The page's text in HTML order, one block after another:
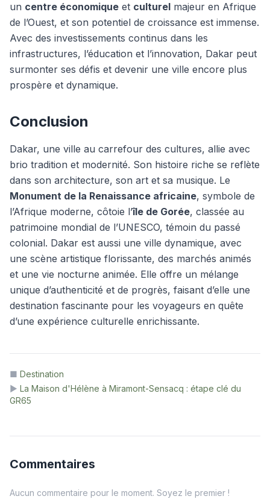
un centre économique et culturel majeur en Afrique
de l’Ouest, et son potentiel de croissance est immense.
Avec des investissements continus dans les
infrastructures, l’éducation et l’innovation, Dakar peut
surmonter ses défis et devenir une ville encore plus
prospère et dynamique.
Conclusion
Dakar, une ville au carrefour des cultures, allie avec
brio tradition et modernité. Son histoire riche se reflète
dans son architecture, son art et sa musique. Le
Monument de la Renaissance africaine, symbole de
l’Afrique moderne, côtoie l’île de Gorée, classée au
patrimoine mondial de l’UNESCO, témoin du passé
colonial. Dakar est aussi une ville dynamique, avec
une scène artistique florissante, des marchés animés
et une vie nocturne animée. Elle offre un mélange
unique d’authenticité et de progrès, faisant d’elle une
destination fascinante pour les voyageurs en quête
d’une expérience culturelle enrichissante.
■ Destination
▶ La Maison d'Hélène à Miramont-Sensacq : étape clé du
GR65
Commentaires
Aucun commentaire pour le moment. Soyez le premier !